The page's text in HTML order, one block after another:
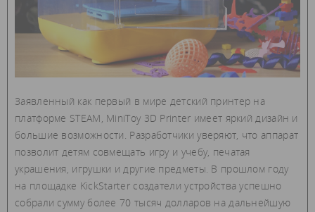
Заявленный как первый в мире детский принтер на
платформе STEAM, MiniToy 3D Printer имеет яркий дизайн и
большие возможности. Разработчики уверяют, что аппарат
позволит детям совмещать игру и учебу, печатая
украшения, игрушки и другие предметы. В прошлом году
на площадке KickStarter создатели устройства успешно
собрали сумму более 70 тысяч долларов на дальнейшую